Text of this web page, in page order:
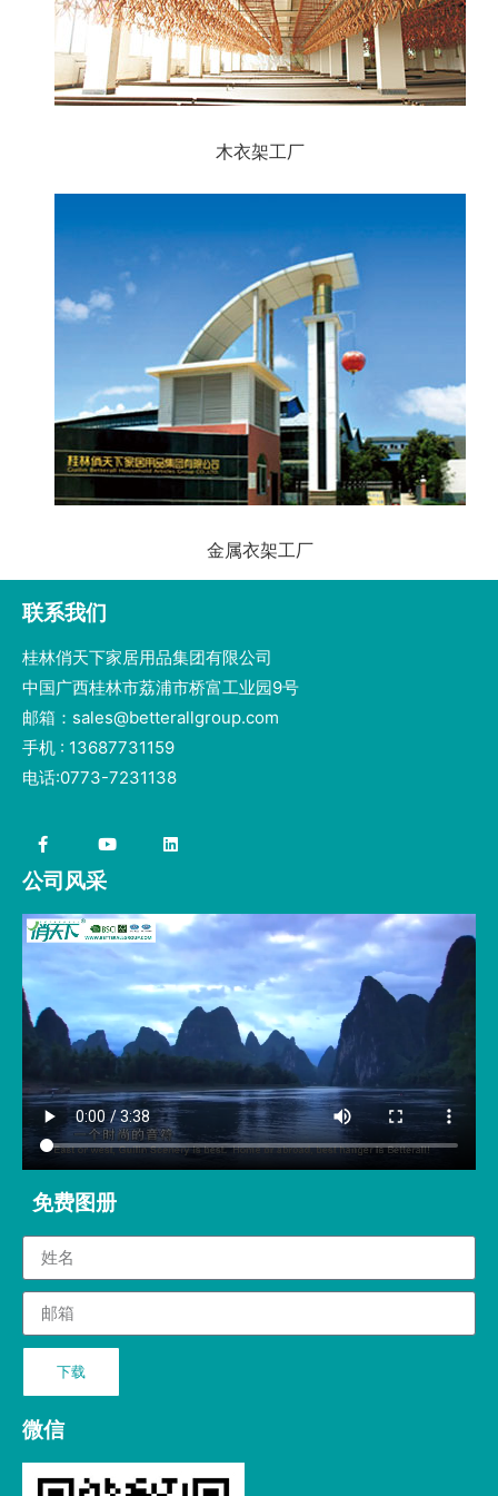
木衣架工厂
金属衣架工厂
联系我们
桂林俏天下家居用品集团有限公司
中国广西桂林市荔浦市桥富工业园9号
邮箱：sales@betterallgroup.com
手机 : 13687731159
电话:0773-7231138
公司风采
免费图册
下载
微信